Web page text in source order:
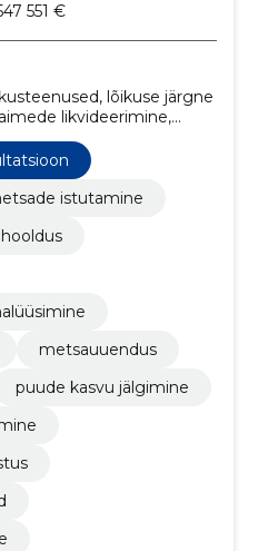
551 €
lõikuse järgne
likvideerimine,
metsahooldus,
istutamine
metsauuendus
puude kasvu jälgimine